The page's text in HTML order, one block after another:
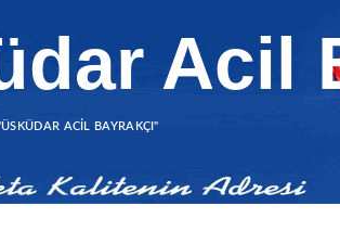
Acil
ACIL BAYRAKÇI"